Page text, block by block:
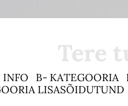
Tere
INFO B- KATEGOORIA
LISASÕIDUTUND